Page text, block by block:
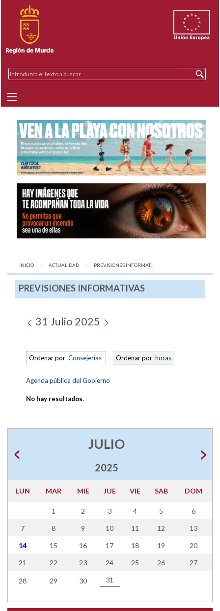
INICIO ACTUALIDAD AQUÍ:
PREVISIONES INFORMAT...
PREVISIONES INFORMATIVAS
31 Julio 2025
Ordenar por Consejerías - Ordenar por horas
Agenda pública del Gobierno
No hay resultados.
JULIO
2025
LUN MAR MIE JUE VIE SAB DOM
1 2 3 4 5 6
7 8 9 10 11 12 13
14 15 16 17 18 19 20
21 22 23 24 25 26 27
28 29 30 31